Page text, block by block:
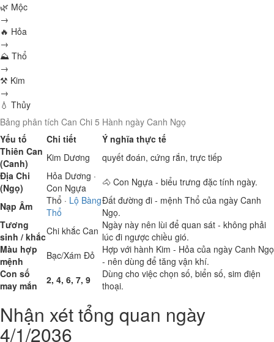
🌿 Mộc
→
🔥 Hỏa
→
⛰ Thổ
→
⚒ Kim
→
💧 Thủy
Bảng phân tích Can Chi 5 Hành ngày Canh Ngọ
Yếu tố
Chi tiết
Ý nghĩa thực tế
Thiên Can
(Canh)
Kim Dương
quyết đoán, cứng rắn, trực tiếp
Địa Chi
(Ngọ)
Hỏa Dương ·
Con Ngựa
🐴 Con Ngựa - biểu trưng đặc tính ngày.
Nạp Âm
Thổ · Lộ Bàng
Thổ
Đất đường đi - mệnh Thổ của ngày Canh
Ngọ.
Tương
sinh / khắcChi khắc Can Ngày này nên lùi để quan sát - không phải
lúc đi ngược chiều gió.
Màu hợp
mệnh
Bạc/Xám Đỏ
Hợp với hành Kim - Hỏa của ngày Canh Ngọ
- nên dùng để tăng vận khí.
Con số
may mắn
2, 4, 6, 7, 9
Dùng cho việc chọn số, biển số, sim điện
thoại.
Nhận xét tổng quan ngày
4/1/2036